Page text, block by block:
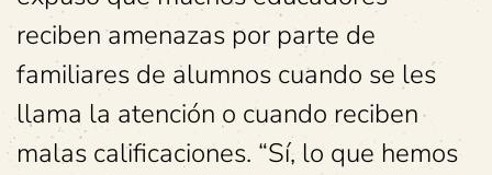
reciben amenazas por parte de
familiares de alumnos cuando se les
llama la atención o cuando reciben
malas calificaciones. “Sí, lo que hemos